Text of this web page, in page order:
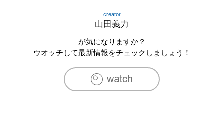
creator
山田義力
が気になりますか？
ウオッチして最新情報をチェックしましょう！